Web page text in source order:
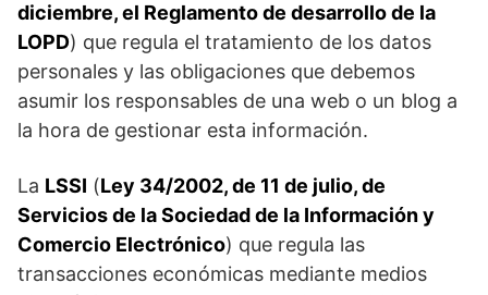
diciembre, el Reglamento de desarrollo de la
LOPD) que regula el tratamiento de los datos
personales y las obligaciones que debemos
asumir los responsables de una web o un blog a
la hora de gestionar esta información.
La LSSI (Ley 34/2002, de 11 de julio, de
Servicios de la Sociedad de la Información y
Comercio Electrónico) que regula las
transacciones económicas mediante medios